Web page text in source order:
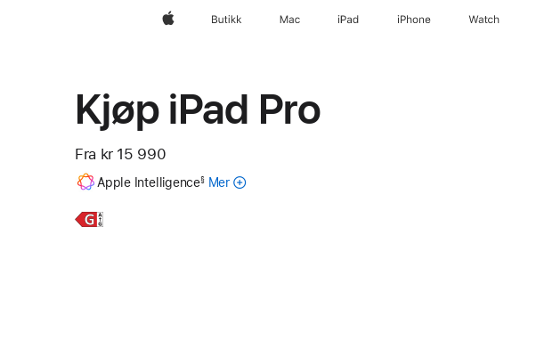
AppleButikk Mac iPad iPhone Watch
Kjøp iPad Pro
Fra kr 15 990
Apple Intelligence
Fotnote
§ Merom
Mer,